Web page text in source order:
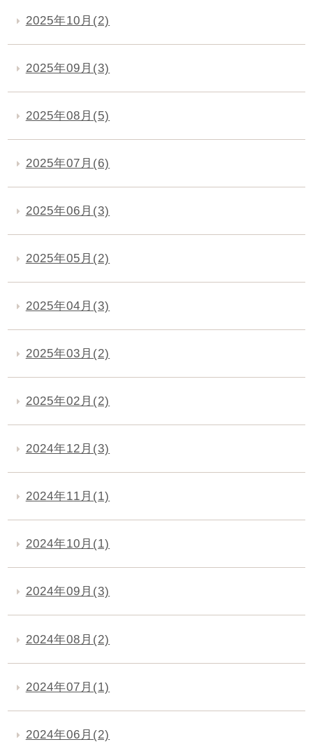
2025年10月(2)
2025年09月(3)
2025年08月(5)
2025年07月(6)
2025年06月(3)
2025年05月(2)
2025年04月(3)
2025年03月(2)
2025年02月(2)
2024年12月(3)
2024年11月(1)
2024年10月(1)
2024年09月(3)
2024年08月(2)
2024年07月(1)
2024年06月(2)